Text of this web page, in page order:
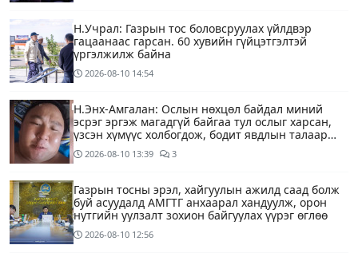
Н.Учрал: Газрын тос боловсруулах үйлдвэр
гацаанаас гарсан. 60 хувийн гүйцэтгэлтэй
үргэлжилж байна
2026-08-10 14:54
Н.Энх-Амгалан: Ослын нөхцөл байдал миний
эсрэг эргэж магадгүй байгаа тул ослыг харсан,
үзсэн хүмүүс холбогдож, бодит явдлын талаар
ярьж өгч тусална уу
2026-08-10 13:39 3
Газрын тосны эрэл, хайгуулын ажилд саад болж
буй асуудалд АМГТГ анхаарал хандуулж, орон
нутгийн уулзалт зохион байгуулах үүрэг өглөө
2026-08-10 12:56